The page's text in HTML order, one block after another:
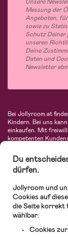
Messung der
Angeboten,
sowie zu
Schutz Deiner
unseren
Deine
Daten und
Newsletter
Bei Jollyroom.at
Kindern. Bei uns
einkaufen. Mit
kompetenten
Autositze, Kinder-
fantastischer
vieles mehr. Wir
Avent, Jack
unserem
Du
dürfen.
Jollyroom und
Cookies auf
die Seite korrekt
wählbar:
Cookies